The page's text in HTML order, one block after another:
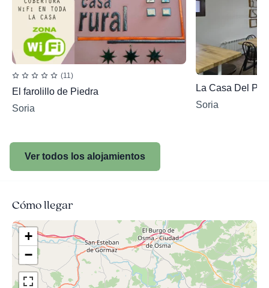
(11)
El farolillo de Piedra
Soria
La Casa Del
Soria
Ver todos los alojamientos
Cómo llegar
+
−